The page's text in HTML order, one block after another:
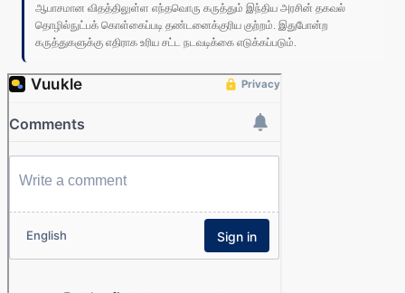
ஆபாசமான விதத்திலுள்ள எந்தவொரு கருத்தும் இந்திய அரசின் தகவல்
தொழில்நுட்பக் கொள்கைப்படி தண்டனைக்குரிய குற்றம். இதுபோன்ற
கருத்துகளுக்கு எதிராக உரிய சட்ட நடவடிக்கை எடுக்கப்படும்.